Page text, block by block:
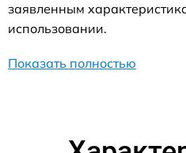
заявленным
использовании.
Показать полностью